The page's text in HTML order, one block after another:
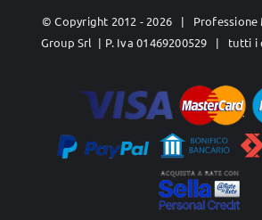
© Copyright 2012 - 2026 | Professione
Group Srl | P. Iva 01469200529 | tutti